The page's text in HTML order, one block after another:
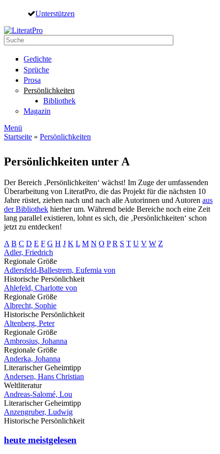
Direkt zum Inhalt
Unterstützen
Suche
Gedichte
Sprüche
Prosa
Persönlichkeiten
Bibliothek
Magazin
Menü
Startseite » Persönlichkeiten
Persönlichkeiten unter A
Der Bereich ‚Persönlichkeiten‘ wächst! Im Zuge der umfassenden
Überarbeitung von LiteratPro, die das Projekt für die nächsten 10
Jahre rüstet, ziehen nach und nach alle Autorinnen und Autoren aus
der Bibliothek hierher um. Während beide Bereiche noch eine Zeit
lang parallel existieren, lohnt es sich, die ‚Persönlichkeiten‘ schon
jetzt zu entdecken!
A B C D E F G H J K L M N O P R S T U V W Z
Adler, Friedrich
Regionale Größe
Adlersfeld-Ballestrem, Eufemia von
Historische Persönlichkeit
Ahlefeld, Charlotte von
Regionale Größe
Albrecht, Sophie
Historische Persönlichkeit
Altenberg, Peter
Regionale Größe
Ambrosius, Johanna
Regionale Größe
Anderka, Johanna
Literarischer Geheimtipp
Andersen, Hans Christian
Weltliteratur
Andreas-Salomé, Lou
Literarischer Geheimtipp
Anzengruber, Ludwig
Historische Persönlichkeit
heute meistgelesen